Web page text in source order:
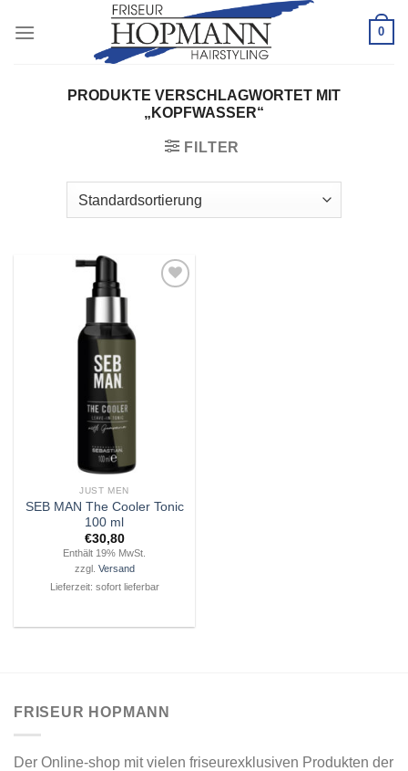
Inhalt
0
PRODUKTE VERSCHLAGWORTET MIT
„KOPFWASSER“
FILTER
Wunschliste
JUST MEN
SEB MAN The Cooler Tonic
100 ml
€30,80
Enthält 19% MwSt.
zzgl. Versand
Lieferzeit: sofort lieferbar
FRISEUR HOPMANN
Der Online-shop mit vielen friseurexklusiven Produkten der